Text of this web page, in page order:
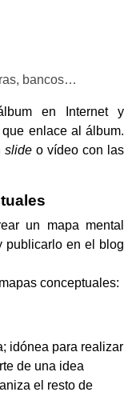
bancos…
en Internet y
enlace al álbum.
slide o vídeo con las
un mapa mental
publicarlo en el blog
conceptuales:
idónea para realizar
de una idea
el resto de